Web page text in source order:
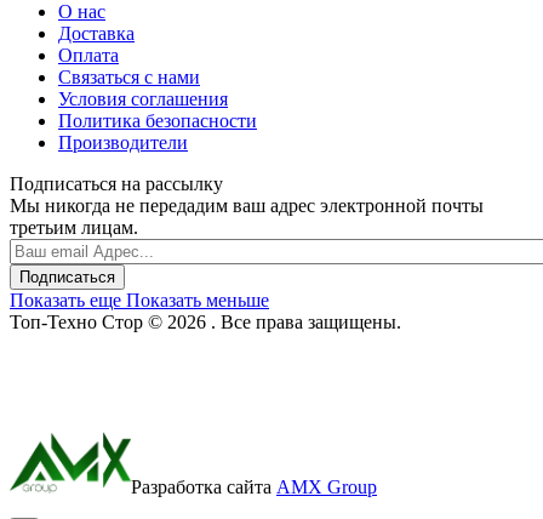
О нас
Доставка
Оплата
Связаться с нами
Условия соглашения
Политика безопасности
Производители
Подписаться на рассылку
Мы никогда не передадим ваш адрес электронной почты
третьим лицам.
Подписаться
Показать еще Показать меньше
Топ-Техно Стор © 2026 . Все права защищены.
Разработка сайта AMX Group